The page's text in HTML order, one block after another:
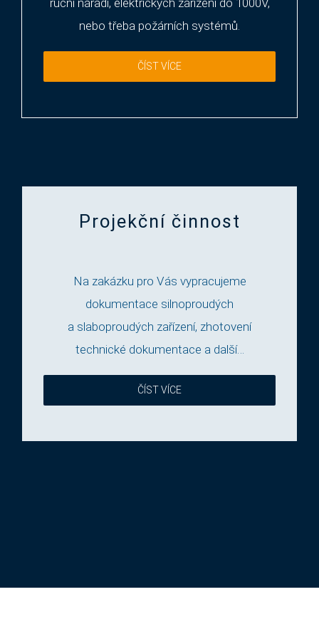
ruční nářadí, elektrických zařízení do 1000V,
nebo třeba požárních systémů.
ČÍST VÍCE
Projekční činnost
Na zakázku pro Vás vypracujeme
dokumentace silnoproudých
a slaboproudých zařízení, zhotovení
technické dokumentace a další…
ČÍST VÍCE